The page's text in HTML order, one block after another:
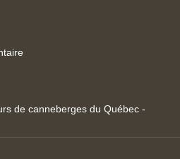
de canneberges du Québec -